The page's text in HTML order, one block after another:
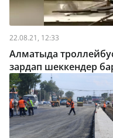
22.08.21, 12:33
Алматыда
зардап шеккендер